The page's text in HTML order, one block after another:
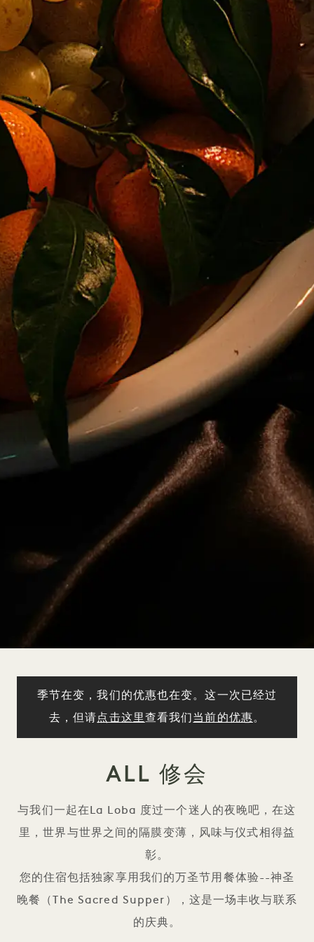
季节在变，我们的优惠也在变。这一次已经过
去，但请点击这里查看我们 当前的优惠。
ALL 修会
与我们一起在La Loba 度过一个迷人的夜晚吧，在这
里，世界与世界之间的隔膜变薄，风味与仪式相得益
彰。
您的住宿包括独家享用我们的万圣节用餐体验--神圣
晚餐（The Sacred Supper），这是一场丰收与联系
的庆典。